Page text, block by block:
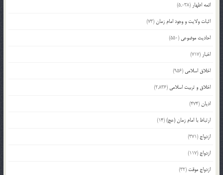
ائمه اطهار (5,038)
اثبات ولایت و وجود امام زمان(73)
احادیث موضوعی (550)
اخبار (717)
اخلاق اسلامی (956)
اخلاق و تربیت اسلامی (2,836)
ادیان(474)
ارتباط با امام زمان (عج)(14)
ازدواج (371)
ازدواج (117)
ازدواج موقت (32)